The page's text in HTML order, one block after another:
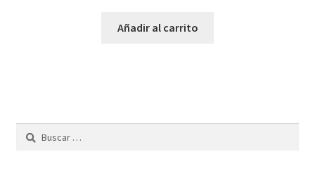
Añadir al carrito
Buscar: